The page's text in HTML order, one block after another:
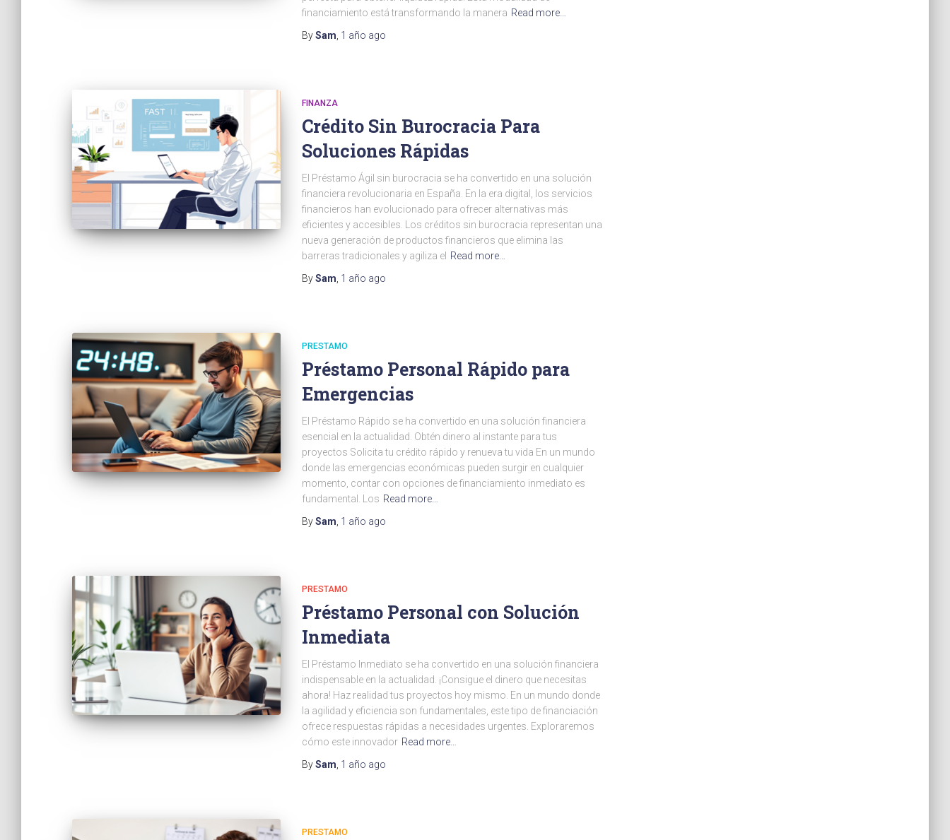
financiamiento está transformando la manera Read more…
BySam 1 año ago
FINANZA
Crédito Sin Burocracia Para
Soluciones Rápidas
El Préstamo Ágil sin burocracia se ha convertido en una solución
financiera revolucionaria en España. En la era digital, los servicios
financieros han evolucionado para ofrecer alternativas más
eficientes y accesibles. Los créditos sin burocracia representan una
nueva generación de productos financieros que elimina las
barreras tradicionales y agiliza el Read more…
BySam 1 año ago
PRESTAMO
Préstamo Personal Rápido para
Emergencias
El Préstamo Rápido se ha convertido en una solución financiera
esencial en la actualidad. Obtén dinero al instante para tus
proyectos Solicita tu crédito rápido y renueva tu vida En un mundo
donde las emergencias económicas pueden surgir en cualquier
momento, contar con opciones de financiamiento inmediato es
fundamental. Los Read more…
BySam 1 año ago
PRESTAMO
Préstamo Personal con Solución
Inmediata
El Préstamo Inmediato se ha convertido en una solución financiera
indispensable en la actualidad. ¡Consigue el dinero que necesitas
ahora! Haz realidad tus proyectos hoy mismo. En un mundo donde
la agilidad y eficiencia son fundamentales, este tipo de financiación
ofrece respuestas rápidas a necesidades urgentes. Exploraremos
cómo este innovador Read more…
BySam 1 año ago
PRESTAMO